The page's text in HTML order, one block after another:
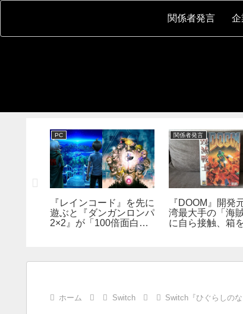
関係者発言 企
PC
『レインコード』を先に
遊ぶと『ダンガンロンパ
2×2』が「100倍面白く
関係者発言
『DOOM』開発
湾最大手の「海
に自ら接触、箱
ホーム Switch Switch『ひぐらしの